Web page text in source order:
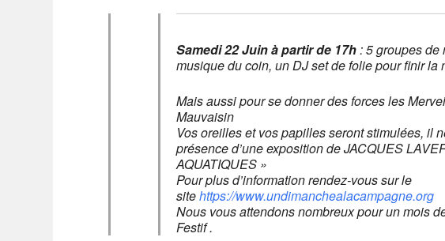
Samedi 22 Juin à partir de 17h: 5 groupes de
musique du coin, un DJ set de folie pour finir la
Mais aussi pour se donner des forces les
Mauvaisin
Vos oreilles et vos papilles seront stimulées, il
présence d’une exposition de JACQUES
AQUATIQUES »
Pour plus d’information rendez-vous sur le
sitehttps://www.undimanchealacampagne.org
Nous vous attendons nombreux pour un mois
Festif .